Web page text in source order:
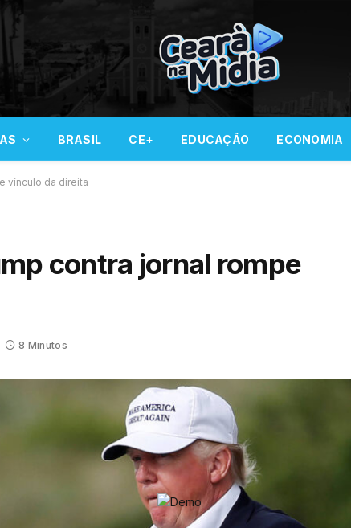
BRASIL CE+ EDUCAÇÃO ECONOMIA
vínculo da direita
contra jornal rompe
8 Minutos